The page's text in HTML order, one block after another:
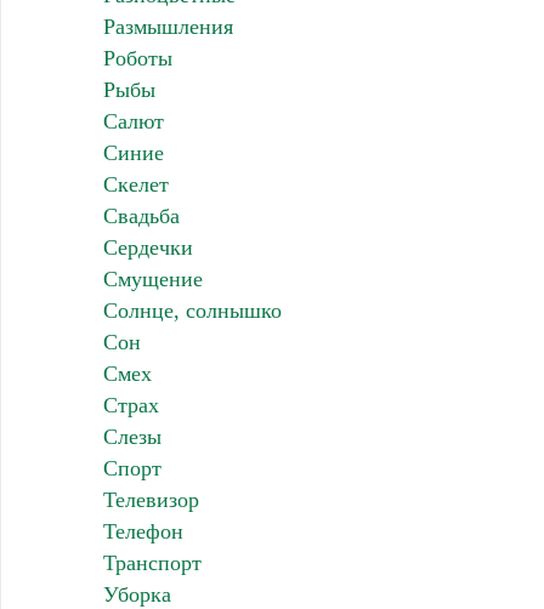
Размышления
Роботы
Рыбы
Салют
Синие
Скелет
Свадьба
Сердечки
Смущение
Солнце, солнышко
Сон
Смех
Страх
Слезы
Спорт
Телевизор
Телефон
Транспорт
Уборка